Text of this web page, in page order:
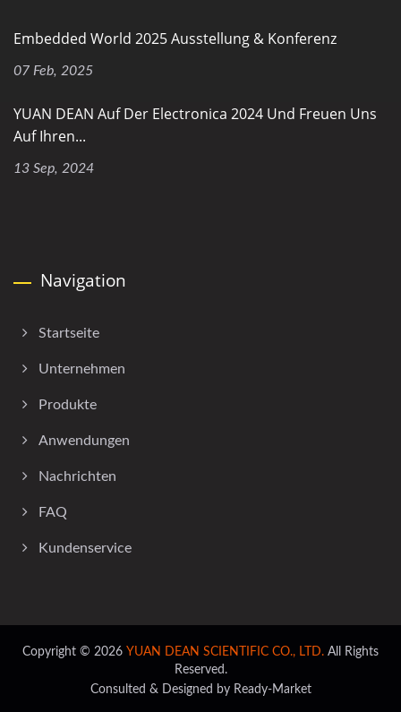
Embedded World 2025 Ausstellung & Konferenz
07 Feb, 2025
YUAN DEAN Auf Der Electronica 2024 Und Freuen Uns
Auf Ihren...
13 Sep, 2024
Navigation
Startseite
Unternehmen
Produkte
Anwendungen
Nachrichten
FAQ
Kundenservice
Copyright © 2026 YUAN DEAN SCIENTIFIC CO., LTD. All Rights
Reserved.
Consulted & Designed by Ready-Market